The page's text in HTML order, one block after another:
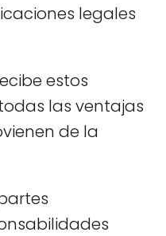
legales
estos
las ventajas
de la